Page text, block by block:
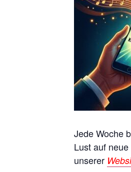
Jede Woche
Lust auf
unserer